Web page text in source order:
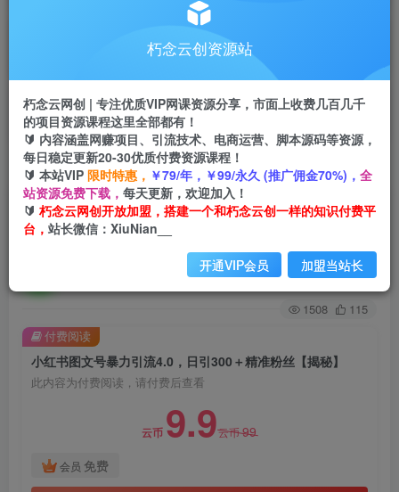
会员专属推广链接
四导航 导航
APP下载
GO
首页 创业课程 会员免费 正文
小红书图文号暴力引流4.0，日引300＋精准粉丝
【揭秘】
关注 私信
1508 115
小红书图文号暴力引流4.0，日引300＋精准粉丝【揭秘】
此内容为付费阅读，请付费后查看
云币 9.9云币99
会员 免费
付费阅读
朽念云创资源站
朽念云网创 | 专注优质VIP网课资源分享，市面上收费几百几千
的项目资源课程这里全部都有！
🔰 内容涵盖网赚项目、引流技术、电商运营、脚本源码等资源，
每日稳定更新20-30优质付费资源课程！
🔰 本站VIP 限时特惠， ￥79/年，￥99/永久 (推广佣金70%)， 全
站资源免费下载， 每天更新，欢迎加入！
🔰 朽念云网创开放加盟，搭建一个和朽念云创一样的知识付费平
台， 站长微信：XiuNian__
开通VIP会员 加盟当站长